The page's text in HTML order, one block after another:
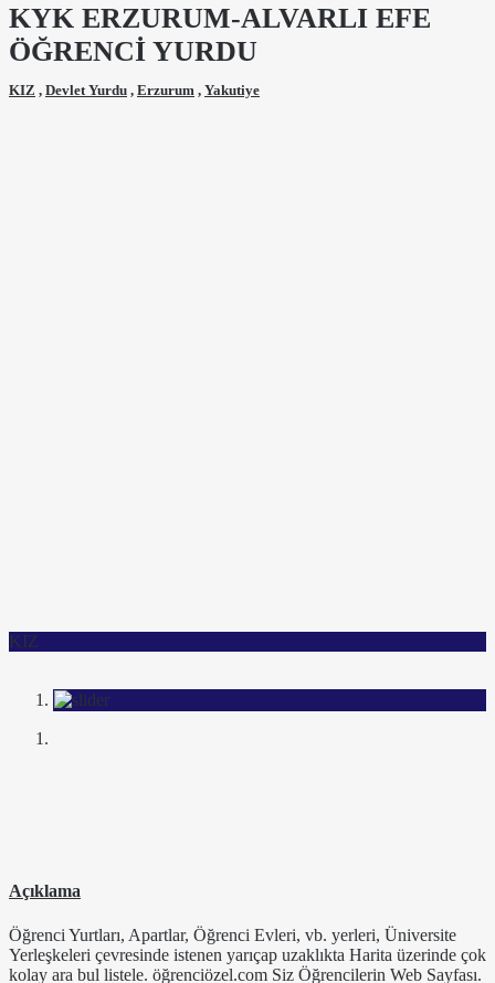
KYK ERZURUM-ALVARLI EFE
ÖĞRENCİ YURDU
KIZ , Devlet Yurdu , Erzurum , Yakutiye
KIZ
Açıklama
Öğrenci Yurtları, Apartlar, Öğrenci Evleri, vb. yerleri, Üniversite
Yerleşkeleri çevresinde istenen yarıçap uzaklıkta Harita üzerinde çok
kolay ara bul listele. öğrenciözel.com Siz Öğrencilerin Web Sayfası.